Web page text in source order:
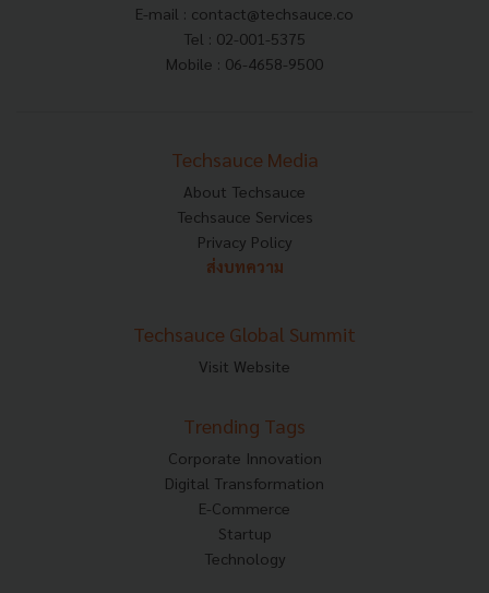
E-mail : contact@techsauce.co
Tel : 02-001-5375
Mobile : 06-4658-9500
Techsauce Media
About Techsauce
Techsauce Services
Privacy Policy
ส่งบทความ
Techsauce Global Summit
Visit Website
Trending Tags
Corporate Innovation
Digital Transformation
E-Commerce
Startup
Technology